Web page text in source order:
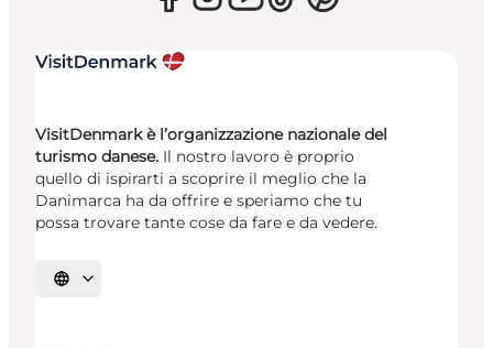
VisitDenmark è l’organizzazione nazionale del
turismo danese. Il nostro lavoro è proprio
quello di ispirarti a scoprire il meglio che la
Danimarca ha da offrire e speriamo che tu
possa trovare tante cose da fare e da vedere.
Seleziona la lingua